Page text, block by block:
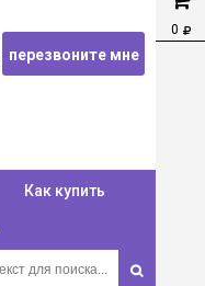
0
перезвоните мне
Как купить